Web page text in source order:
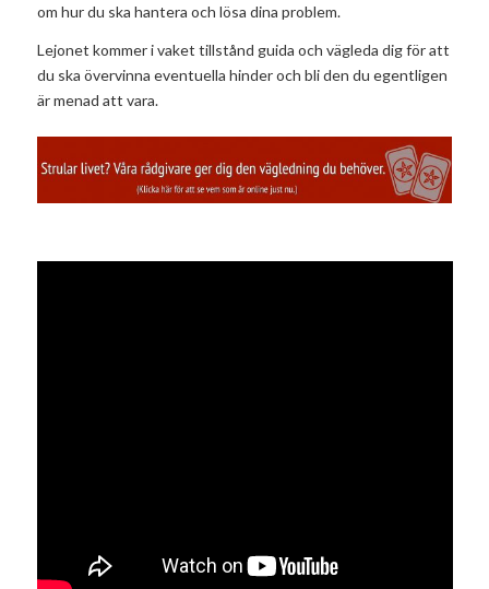
om hur du ska hantera och lösa dina problem.
Lejonet kommer i vaket tillstånd guida och vägleda dig för att
du ska övervinna eventuella hinder och bli den du egentligen
är menad att vara.